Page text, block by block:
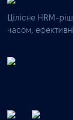
Цілісне HRM-
часом,